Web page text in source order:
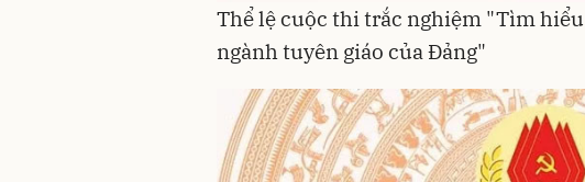
Thể lệ cuộc thi trắc nghiệm "Tìm
ngành tuyên giáo của Đảng"